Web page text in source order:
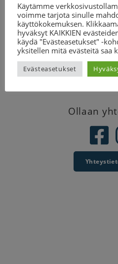
Tilaa
Ollaan
Käytämme
voimme tarjota sinulle
käyttökokemuksen.
hyväksyt KAIKKIEN
käydä "Evästeasetukset" -
yksitellen mitä evästeitä saa
Evästeasetukset